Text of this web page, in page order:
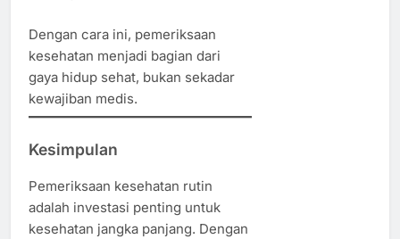
Dengan cara ini, pemeriksaan
kesehatan menjadi bagian dari
gaya hidup sehat, bukan sekadar
kewajiban medis.
Kesimpulan
Pemeriksaan kesehatan rutin
adalah investasi penting untuk
kesehatan jangka panjang. Dengan